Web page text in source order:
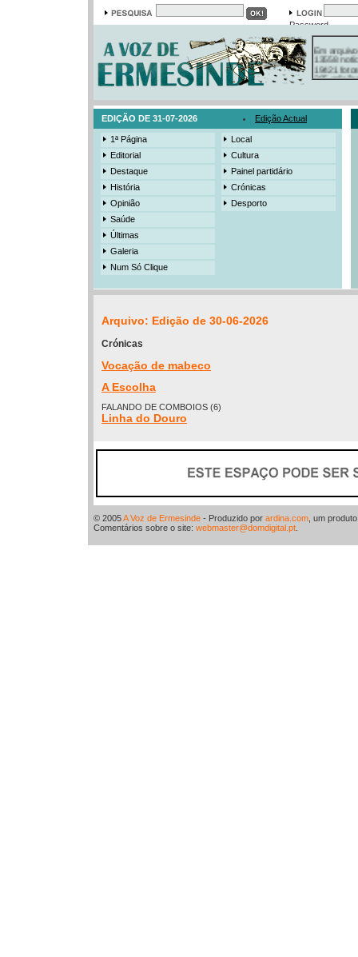
Password
Em arquivo
13558
19421
385
EDIÇÃO DE 31-07-2026 Edição Actual
1ª Página
Editorial
Destaque
História
Opinião
Saúde
Últimas
Galeria
Num Só Clique
Local
Cultura
Painel partidário
Crónicas
Desporto
Arquivo: Edição de 30-06-2026
Crónicas
Vocação de mabeco
A Escolha
FALANDO DE COMBOIOS (6)
Linha do Douro
© 2005A Voz de Ermesinde - Produzido por ardina.com , um
Comentários sobre o site: webmaster@domdigital.pt